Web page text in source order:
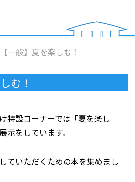
【一般】夏を楽しむ！
む！
特設コーナーでは「夏を楽し
示をしています。
ていただくための本を集めまし